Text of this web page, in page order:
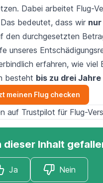
Dabei arbeitet Flug-
bedeutet, dass wir
den durchgesetzten
unseres
erfahren, wie viel
besteht bis zu drei
meinen Flug checken
auf Trustpilot für Flug-
dieser Inhalt
Ja Nein